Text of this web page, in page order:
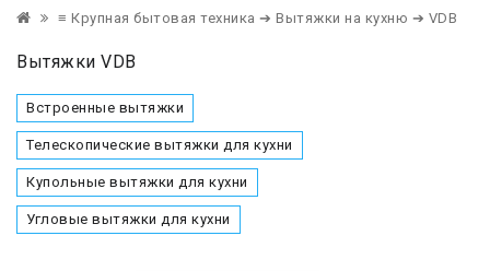
≡ Крупная бытовая техника ➔ Вытяжки на кухню ➔ VDB
Вытяжки VDB
Встроенные вытяжки
Телескопические вытяжки для кухни
Купольные вытяжки для кухни
Угловые вытяжки для кухни